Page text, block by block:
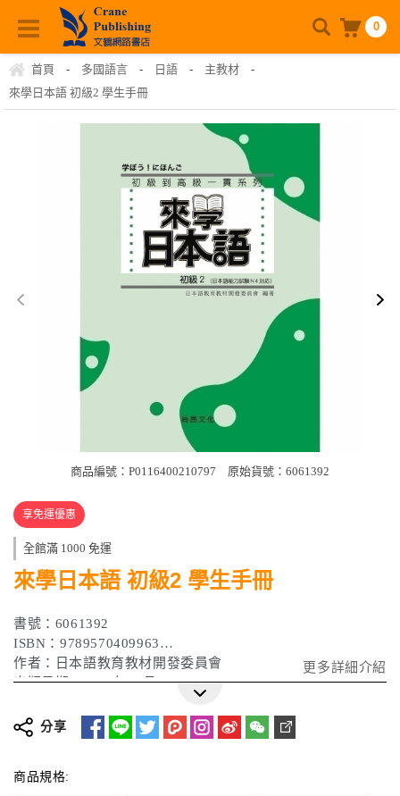
0
首頁 - 多國語言 - 日語 - 主教材
-
來學日本語 初級2 學生手冊
商品編號：P0116400210797 原始貨號：6061392
享免運優惠
全館滿 1000 免運
來學日本語 初級2 學生手冊
書號：6061392
ISBN：9789570409963
作者：日本語教育教材開發委員會
出版日期：2006年07月
更多詳細介紹
分享
商品規格: